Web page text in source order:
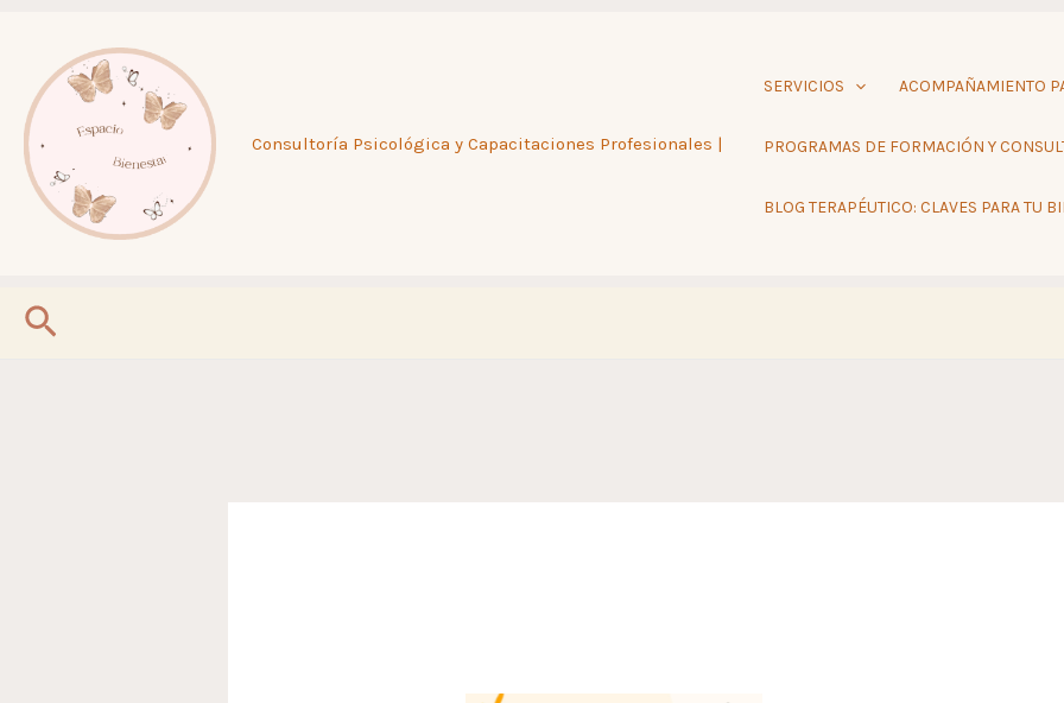
contenido
Consultoría Psicológica y Capacitaciones Profesionales |
SERVICIOS ACOMPAÑAMIENTO
PROGRAMAS DE FORMACIÓN Y
BLOG TERAPÉUTICO: CLAVES PARA TU
Buscar